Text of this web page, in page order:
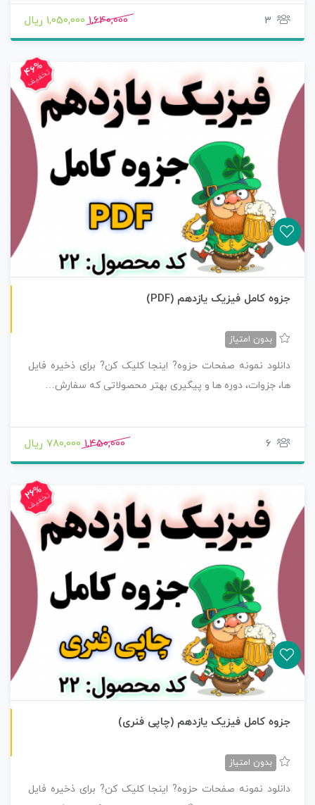
3
1,640,000 1,050,000 ریال
46%
تخفیف
جزوه کامل فیزیک یازدهم (PDF)
بدون امتیاز
دانلود نمونه صفحات حزوه? اینجا کلیک کن? برای ذخیره فایل
ها، جزوات، دوره ها و پیگیری بهتر محصولاتی که سفارش…
6
1,450,000 780,000 ریال
26%
تخفیف
جزوه کامل فیزیک یازدهم (چاپی فنری)
بدون امتیاز
دانلود نمونه صفحات حزوه? اینجا کلیک کن? برای ذخیره فایل